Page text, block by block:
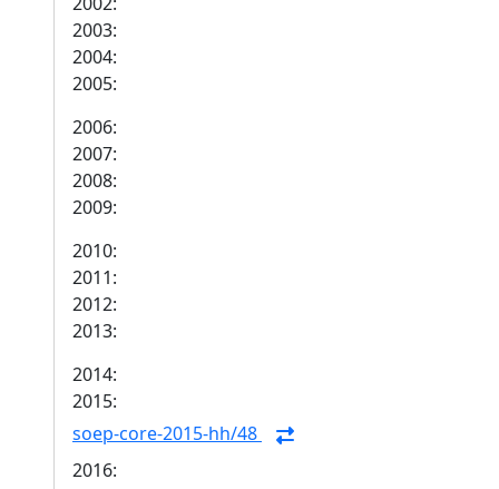
2003:
2004:
2005:
2006:
2007:
2008:
2009:
2010:
2011:
2012:
2013:
2014:
2015:
soep-core-2015-hh/48
2016: